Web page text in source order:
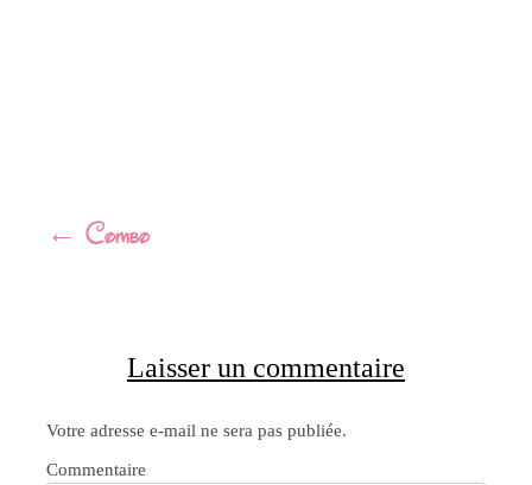
Navigation
← Combo
Laisser un commentaire
Votre adresse e-mail ne sera pas publiée.
Commentaire